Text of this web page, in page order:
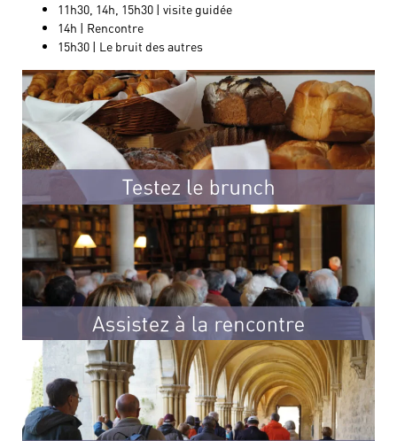
11h30, 14h, 15h30 | visite guidée
14h | Rencontre
15h30 | Le bruit des autres